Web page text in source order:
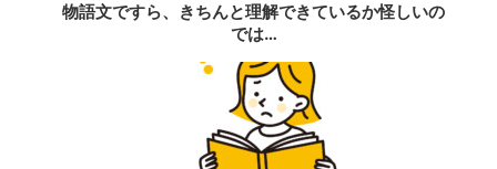
物語文ですら、きちんと理解できているか怪しいの
では…